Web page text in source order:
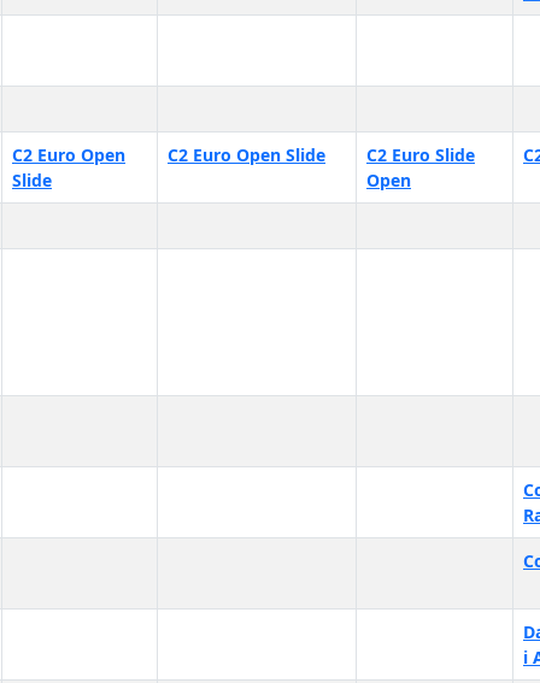
C2 Euro Open
Slide
C2 Euro Open Slide
C2 Euro Slide
Open
i